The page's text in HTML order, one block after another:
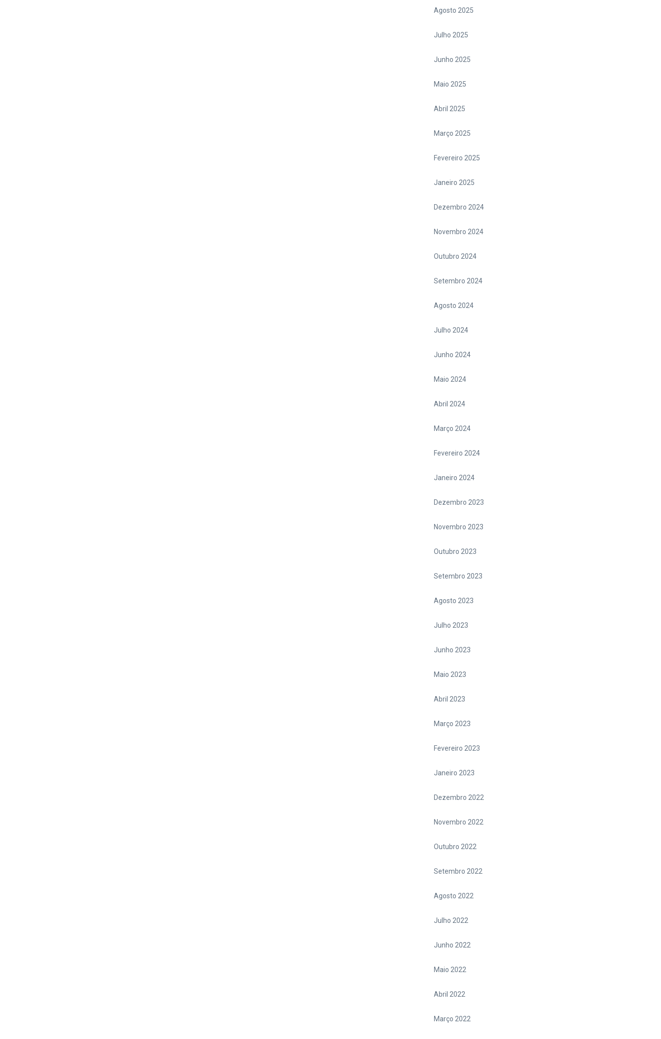
Agosto 2025
Julho 2025
Junho 2025
Maio 2025
Abril 2025
Março 2025
Fevereiro 2025
Janeiro 2025
Dezembro 2024
Novembro 2024
Outubro 2024
Setembro 2024
Agosto 2024
Julho 2024
Junho 2024
Maio 2024
Abril 2024
Março 2024
Fevereiro 2024
Janeiro 2024
Dezembro 2023
Novembro 2023
Outubro 2023
Setembro 2023
Agosto 2023
Julho 2023
Junho 2023
Maio 2023
Abril 2023
Março 2023
Fevereiro 2023
Janeiro 2023
Dezembro 2022
Novembro 2022
Outubro 2022
Setembro 2022
Agosto 2022
Julho 2022
Junho 2022
Maio 2022
Abril 2022
Março 2022